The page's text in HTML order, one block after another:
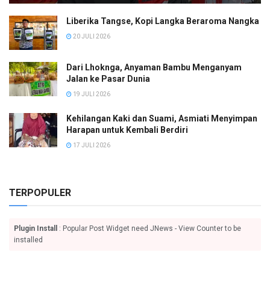
Liberika Tangse, Kopi Langka Beraroma Nangka
20 JULI 2026
Dari Lhoknga, Anyaman Bambu Menganyam
Jalan ke Pasar Dunia
19 JULI 2026
Kehilangan Kaki dan Suami, Asmiati Menyimpan
Harapan untuk Kembali Berdiri
17 JULI 2026
TERPOPULER
Plugin Install
: Popular Post Widget need JNews - View Counter to be
installed